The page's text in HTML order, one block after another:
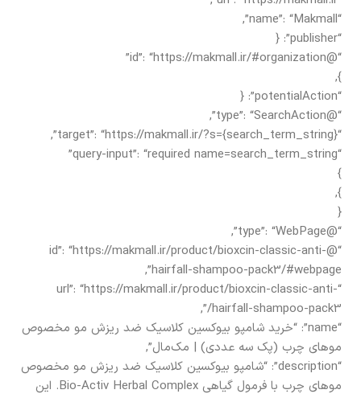
“name”: “Makmall”,
“publisher”: {
“@id”: “https://makmall.ir/#organization”
},
“potentialAction”: {
“@type”: “SearchAction”,
“target”: “https://makmall.ir/?s={search_term_string}”,
“query-input”: “required name=search_term_string”
}
},
{
“@type”: “WebPage”,
“@id”: “https://makmall.ir/product/bioxcin-classic-anti-
hairfall-shampoo-pack3/#webpage”,
“url”: “https://makmall.ir/product/bioxcin-classic-anti-
hairfall-shampoo-pack3/”,
“name”: “خرید شامپو بیوکسین کلاسیک ضد ریزش مو مخصوص
موهای چرب (پک سه عددی) | مک‌مال”,
“description”: “شامپو بیوکسین کلاسیک ضد ریزش مو مخصوص
موهای چرب با فرمول گیاهی Bio-Activ Herbal Complex. این